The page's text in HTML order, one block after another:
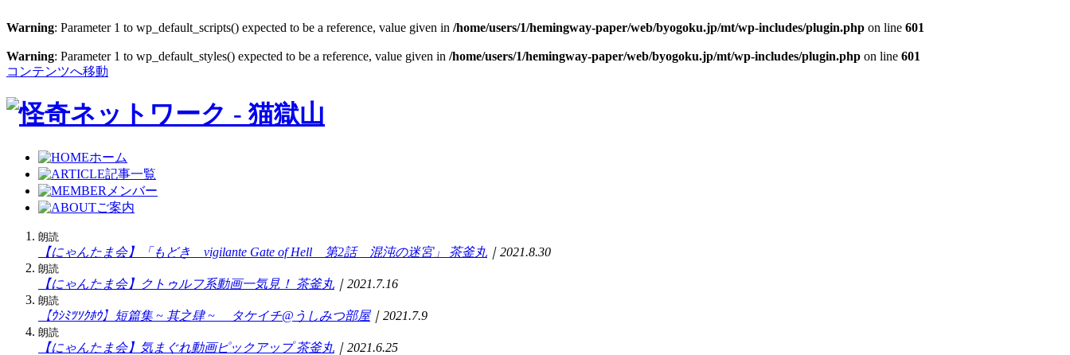
Warning: Parameter 1 to wp_default_scripts() expected to be a reference, value given in /home/users/1/hemingway-paper/web/byogoku.jp/mt/wp-includes/plugin.php on line 601
Warning: Parameter 1 to wp_default_styles() expected to be a reference, value given in /home/users/1/hemingway-paper/web/byogoku.jp/mt/wp-includes/plugin.php on line 601
コンテンツへ移動
ホーム
記事一覧
メンバー
ご案内
朗読
【にゃんたま会】「もどき vigilante Gate of Hell 第2話 混沌の迷宮」 茶釜丸 ｜2021.8.30
朗読
【にゃんたま会】クトゥルフ系動画一気見！ 茶釜丸 ｜2021.7.16
朗読
【ｳｼﾐﾂｿｸﾎｳ】短篇集 ~ 其之肆 ~ タケイチ@うしみつ部屋｜2021.7.9
朗読
【にゃんたま会】気まぐれ動画ピックアップ 茶釜丸 ｜2021.6.25